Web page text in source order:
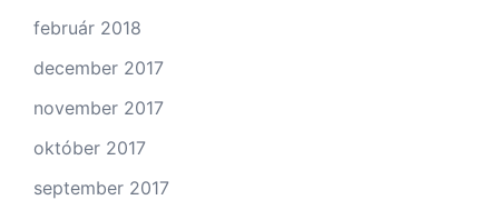
február 2018
december 2017
november 2017
október 2017
september 2017